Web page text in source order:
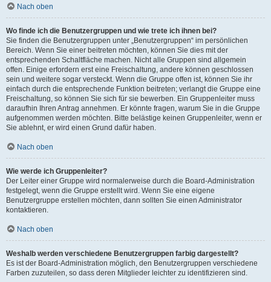
Nach oben
Wo finde ich die Benutzergruppen und wie trete ich ihnen bei?
Sie finden die Benutzergruppen unter „Benutzergruppen“ im persönlichen
Bereich. Wenn Sie einer beitreten möchten, können Sie dies mit der
entsprechenden Schaltfläche machen. Nicht alle Gruppen sind allgemein
offen. Einige erfordern erst eine Freischaltung, andere können geschlossen
sein und weitere sogar versteckt. Wenn die Gruppe offen ist, können Sie ihr
einfach durch die entsprechende Funktion beitreten; verlangt die Gruppe eine
Freischaltung, so können Sie sich für sie bewerben. Ein Gruppenleiter muss
daraufhin Ihren Antrag annehmen. Er könnte fragen, warum Sie in die Gruppe
aufgenommen werden möchten. Bitte belästige keinen Gruppenleiter, wenn er
Sie ablehnt, er wird einen Grund dafür haben.
Nach oben
Wie werde ich Gruppenleiter?
Der Leiter einer Gruppe wird normalerweise durch die Board-Administration
festgelegt, wenn die Gruppe erstellt wird. Wenn Sie eine eigene
Benutzergruppe erstellen möchten, dann sollten Sie einen Administrator
kontaktieren.
Nach oben
Weshalb werden verschiedene Benutzergruppen farbig dargestellt?
Es ist der Board-Administration möglich, den Benutzergruppen verschiedene
Farben zuzuteilen, so dass deren Mitglieder leichter zu identifizieren sind.